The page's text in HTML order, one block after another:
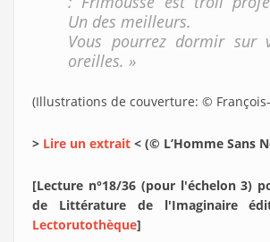
Un des meilleurs.
Vous pourrez dormir sur
oreilles. »
(Illustrations de couverture: ©
> Lire un extrait < (© L’Homme Sans
[Lecture n°18/36 (pour l'échelon 3)
de Littérature de l'Imaginaire
Lectorutothèque]